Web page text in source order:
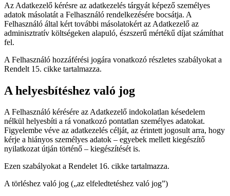
Az Adatkezelő kérésre az adatkezelés tárgyát képező személyes
adatok másolatát a Felhasználó rendelkezésére bocsátja. A
Felhasználó által kért további másolatokért az Adatkezelő az
adminisztratív költségeken alapuló, észszerű mértékű díjat számíthat
fel.
A Felhasználó hozzáférési jogára vonatkozó részletes szabályokat a
Rendelt 15. cikke tartalmazza.
A helyesbítéshez való jog
A Felhasználó kérésére az Adatkezelő indokolatlan késedelem
nélkül helyesbíti a rá vonatkozó pontatlan személyes adatokat.
Figyelembe véve az adatkezelés célját, az érintett jogosult arra, hogy
kérje a hiányos személyes adatok – egyebek mellett kiegészítő
nyilatkozat útján történő – kiegészítését is.
Ezen szabályokat a Rendelet 16. cikke tartalmazza.
A törléshez való jog („az elfeledtetéshez való jog”)